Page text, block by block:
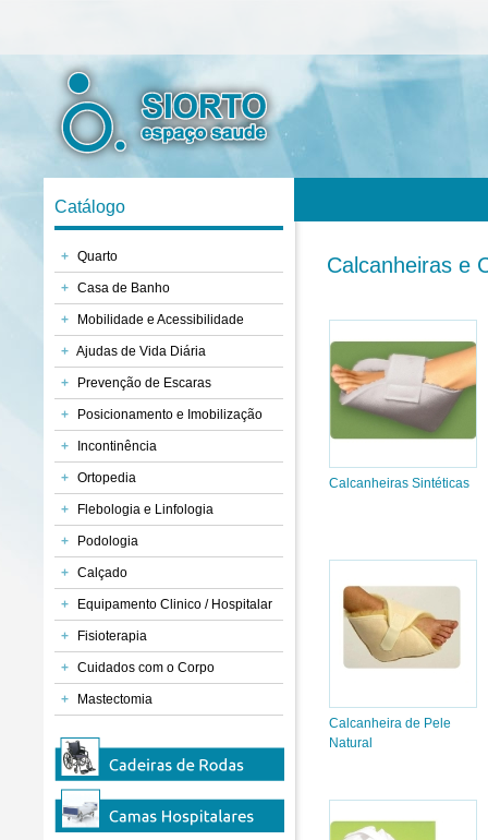
Catálogo
+ Quarto
+ Casa de Banho
+ Mobilidade e Acessibilidade
+ Ajudas de Vida Diária
+ Prevenção de Escaras
+ Posicionamento e Imobilização
+ Incontinência
+ Ortopedia
+ Flebologia e Linfologia
+ Podologia
+ Calçado
+ Equipamento Clinico / Hospitalar
+ Fisioterapia
+ Cuidados com o Corpo
+ Mastectomia
Calcanheiras e
Calcanheiras Sintéticas
Calcanheira de Pele
Natural